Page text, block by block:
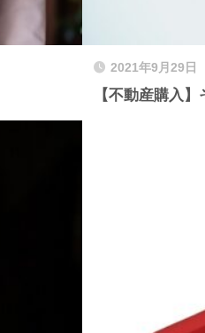
2021年9月29日
【不動産購入